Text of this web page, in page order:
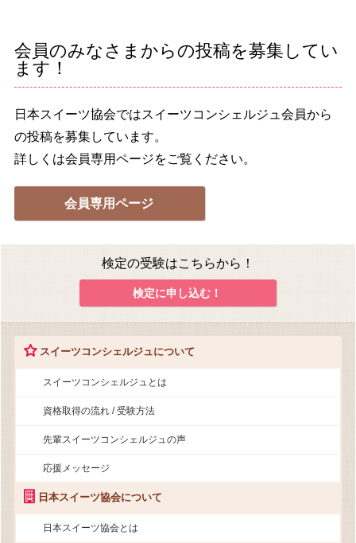
会員のみなさまからの投稿を募集してい
ます！
日本スイーツ協会ではスイーツコンシェルジュ会員から
の投稿を募集しています。
詳しくは会員専用ページをご覧ください。
会員専用ページ
検定の受験はこちらから！
検定に申し込む！
スイーツコンシェルジュについて
スイーツコンシェルジュとは
資格取得の流れ / 受験方法
先輩スイーツコンシェルジュの声
応援メッセージ
日本スイーツ協会について
日本スイーツ協会とは